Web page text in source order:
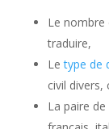
Le nombre
traduire,
Letype de
civil
La paire